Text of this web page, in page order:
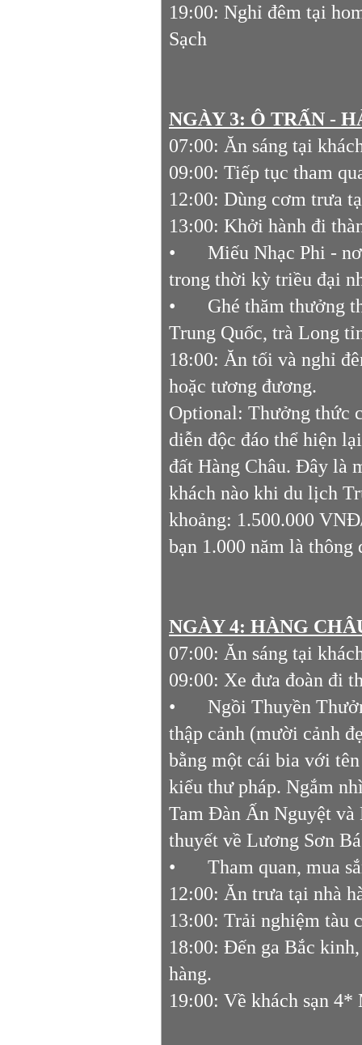
19:00: Nghỉ đêm tại
Sạch
NGÀY 3: Ô TRẤN -
07:00: Ăn sáng tại
09:00: Tiếp tục tham
12:00: Dùng cơm trưa
13:00: Khởi hành đi
•
Miếu Nhạc Phi -
trong thời kỳ triều đại
•
Ghé thăm thưởng
Trung Quốc, trà Long
18:00: Ăn tối và nghỉ
hoặc tương đương.
Optional: Thưởng thức
diễn độc đáo thể hiện
đất Hàng Châu. Đâу là
khách nào khi du lịch
khoảng: 1.500.000
bạn 1.000 năm là
NGÀY 4: HÀNG
07:00: Ăn sáng tại
09:00: Xe đưa đoàn đi
•
Ngồi Thuyền
thập cảnh (mười cảnh
bằng một cái bia với
kiểu thư pháp. Ngắm
Tam Đàn Ấn Nguyệt và
thuyết về Lương Sơn
•
Tham quan, mua
12:00: Ăn trưa tại nhà
13:00: Trải nghiệm tàu
18:00: Đến ga Bắc
hàng.
19:00: Về khách sạn